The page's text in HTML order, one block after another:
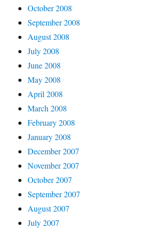
October 2008
September 2008
August 2008
July 2008
June 2008
May 2008
April 2008
March 2008
February 2008
January 2008
December 2007
November 2007
October 2007
September 2007
August 2007
July 2007